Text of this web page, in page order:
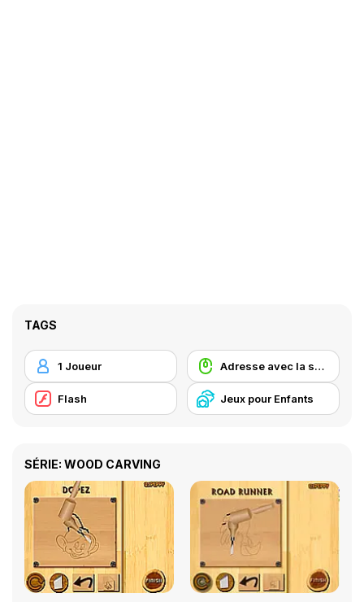
TAGS
1 Joueur Adresse avec la souris
Flash Jeux pour Enfants
SÉRIE: WOOD CARVING